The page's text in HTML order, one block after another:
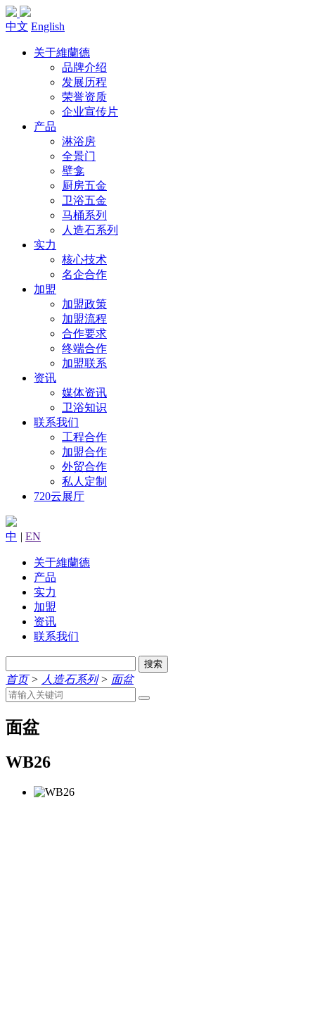
中文 English
关于維蘭德
品牌介绍
发展历程
荣誉资质
企业宣传片
产品
淋浴房
全景门
壁龛
厨房五金
卫浴五金
马桶系列
人造石系列
实力
核心技术
名企合作
加盟
加盟政策
加盟流程
合作要求
终端合作
加盟联系
资讯
媒体资讯
卫浴知识
联系我们
工程合作
加盟合作
外贸合作
私人定制
720云展厅
中 | EN
关于維蘭德
产品
实力
加盟
资讯
联系我们
搜索
首页> 人造石系列> 面盆
面盆
WB26